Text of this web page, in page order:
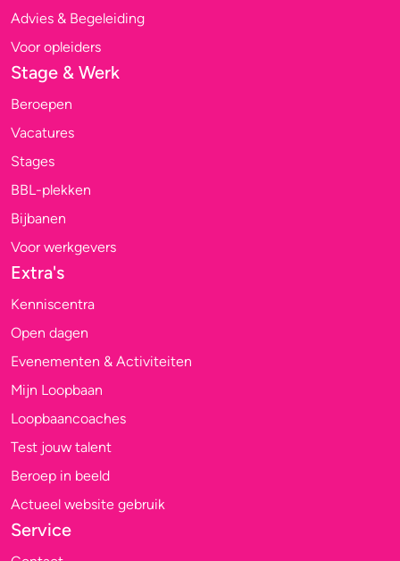
Advies & Begeleiding
Voor opleiders
Stage & Werk
Beroepen
Vacatures
Stages
BBL-plekken
Bijbanen
Voor werkgevers
Extra's
Kenniscentra
Open dagen
Evenementen & Activiteiten
Mijn Loopbaan
Loopbaancoaches
Test jouw talent
Beroep in beeld
Actueel website gebruik
Service